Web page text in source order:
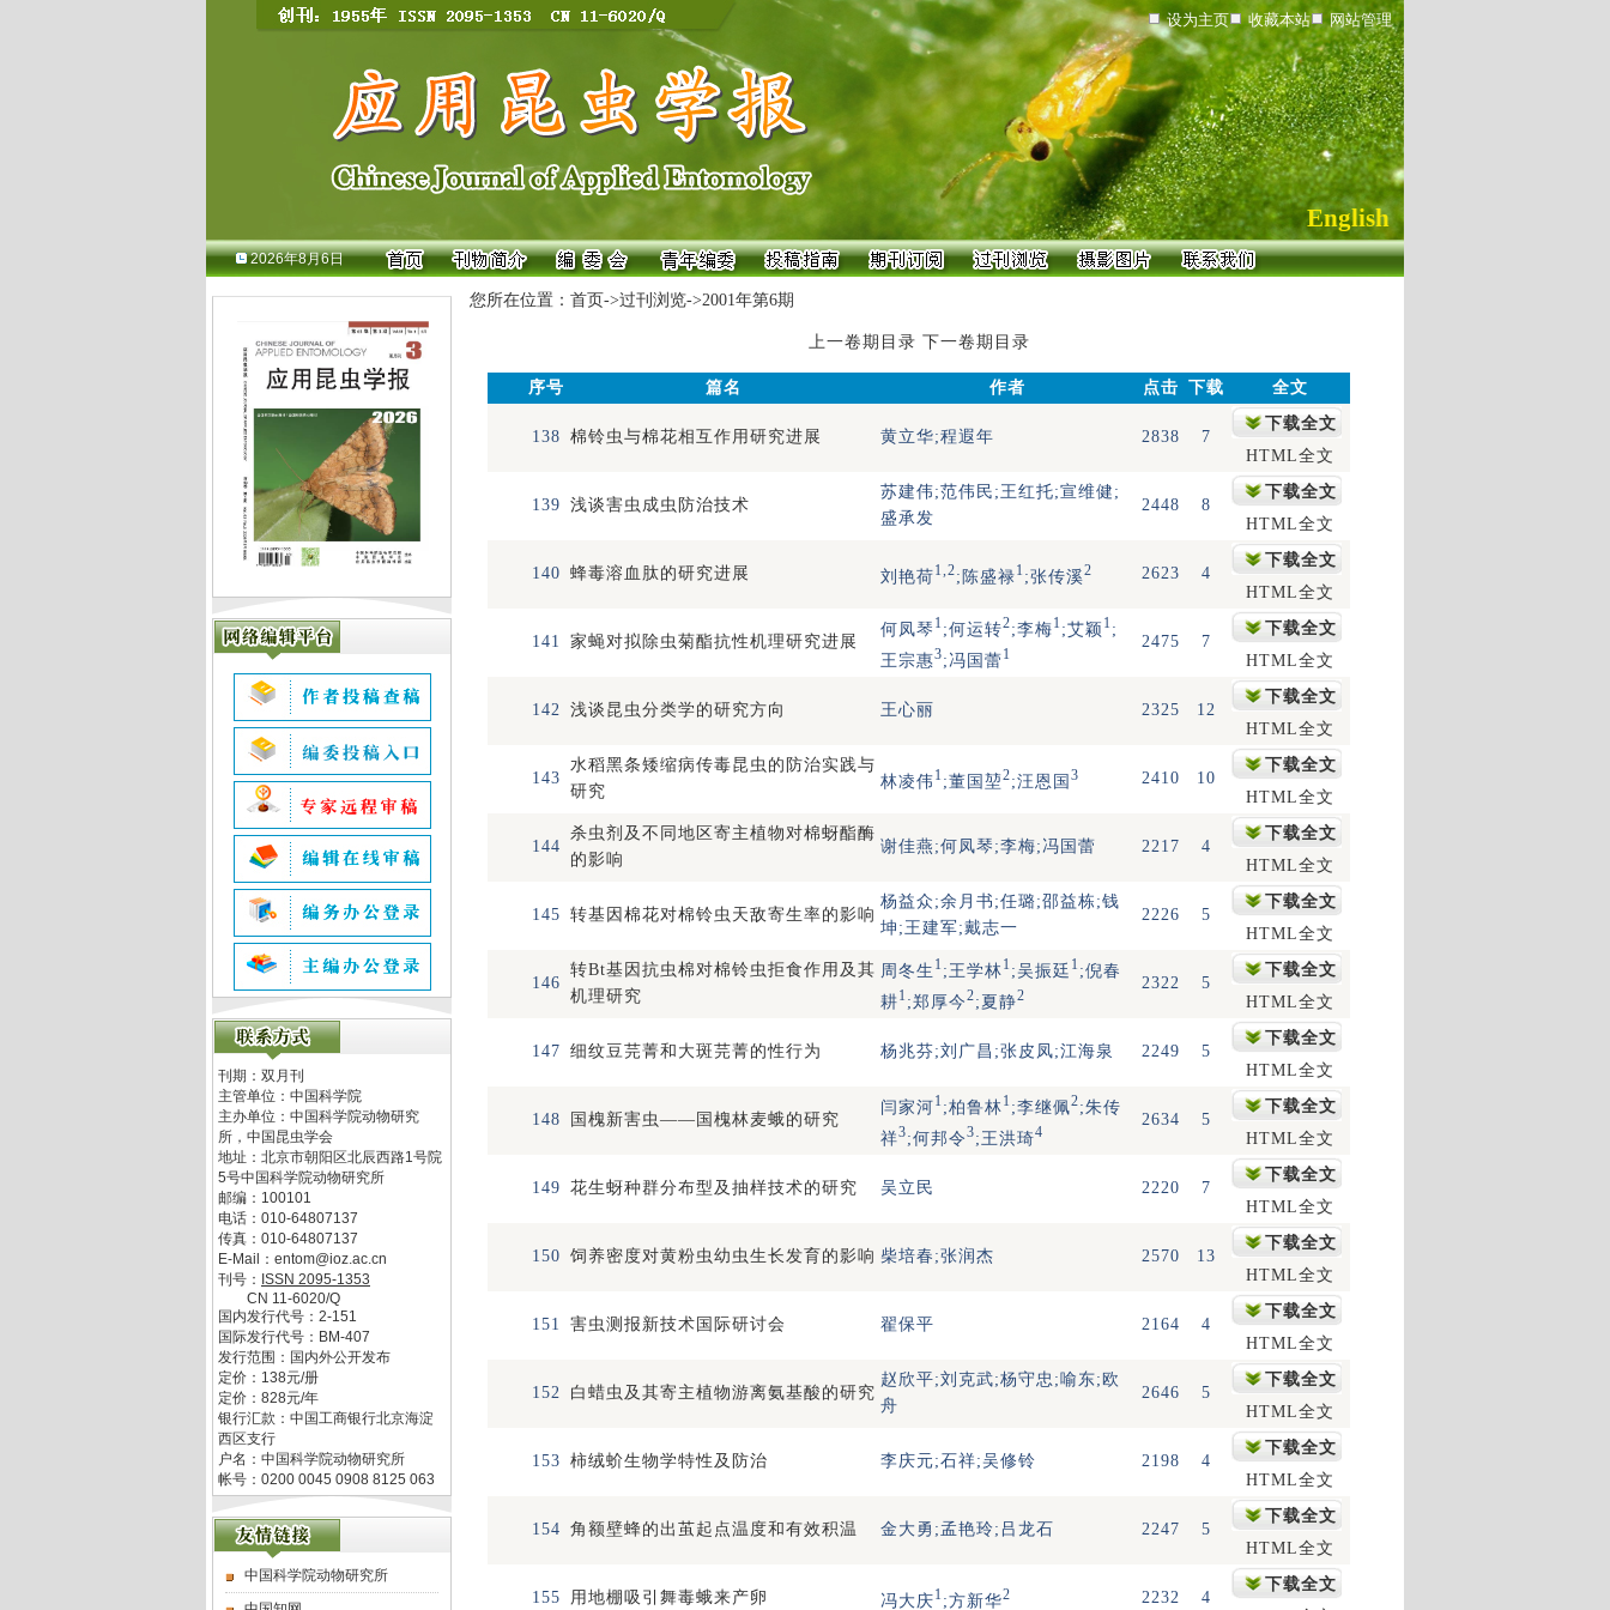
设为主页 收藏本站 网站管理
English
2026年8月6日
刊期：双月刊
主管单位： 中国科学院
主办单位： 中国科学院动物研究
所，中国昆虫学会
地址： 北京市朝阳区北辰西路1号院
5号中国科学院动物研究所
邮编： 100101
电话： 010-64807137
传真： 010-64807137
E-Mail： entom@ioz.ac.cn
刊号： ISSN 2095-1353
CN 11-6020/Q
国内发行代号： 2-151
国际发行代号： BM-407
发行范围：国内外公开发布
定价： 138元/册
定价： 828元/年
银行汇款：中国工商银行北京海淀
西区支行
户名：中国科学院动物研究所
帐号：0200 0045 0908 8125 063
中国科学院动物研究所
您所在位置： 首页->过刊浏览->2001年第6期
上一卷期目录 下一卷期目录
序号 篇名 作者 点击 下载 全文
138 棉铃虫与棉花相互作用研究进展 黄立华;程遐年 2838 7
下载全文
HTML全文
139 浅谈害虫成虫防治技术
苏建伟;范伟民;王红托;宣维健;
盛承发
2448 8
下载全文
HTML全文
140 蜂毒溶血肽的研究进展 刘艳荷1,2;陈盛禄1 ;张传溪2 2623 4
下载全文
HTML全文
141 家蝇对拟除虫菊酯抗性机理研究进展
何凤琴 1 ;何运转2;李梅1 ;艾颖 1 ;
王宗惠3;冯国蕾1
2475 7
下载全文
HTML全文
142 浅谈昆虫分类学的研究方向 王心丽 2325 12
下载全文
HTML全文
143
水稻黑条矮缩病传毒昆虫的防治实践与
研究
林凌伟1 ;董国堃2;汪恩国 3 2410 10
下载全文
HTML全文
144
杀虫剂及不同地区寄主植物对棉蚜酯酶
的影响
谢佳燕;何凤琴;李梅;冯国蕾 2217 4
下载全文
HTML全文
145 转基因棉花对棉铃虫天敌寄生率的影响
杨益众;余月书;任璐;邵益栋;钱
坤;王建军;戴志一
2226 5
下载全文
HTML全文
146
转Bt基因抗虫棉对棉铃虫拒食作用及其
机理研究
周冬生 1 ;王学林1 ;吴振廷 1 ;倪春
耕1 ;郑厚今2;夏静2
2322 5
下载全文
HTML全文
147 细纹豆芫菁和大斑芫菁的性行为 杨兆芬;刘广昌;张皮凤;江海泉 2249 5
下载全文
HTML全文
148 国槐新害虫——国槐林麦蛾的研究
闫家河1 ;柏鲁林1 ;李继佩2;朱传
祥3;何邦令3;王洪琦4
2634 5
下载全文
HTML全文
149 花生蚜种群分布型及抽样技术的研究 吴立民 2220 7
下载全文
HTML全文
150 饲养密度对黄粉虫幼虫生长发育的影响 柴培春;张润杰 2570 13
下载全文
HTML全文
151 害虫测报新技术国际研讨会 翟保平 2164 4
下载全文
HTML全文
152 白蜡虫及其寄主植物游离氨基酸的研究
赵欣平;刘克武;杨守忠;喻东;欧
舟
2646 5
下载全文
HTML全文
153 柿绒蚧生物学特性及防治 李庆元;石祥;吴修铃 2198 4
下载全文
HTML全文
154 角额壁蜂的出茧起点温度和有效积温 金大勇;孟艳玲;吕龙石 2247 5
下载全文
HTML全文
155 用地棚吸引舞毒蛾来产卵 冯大庆1 ;方新华2 2232 4
下载全文